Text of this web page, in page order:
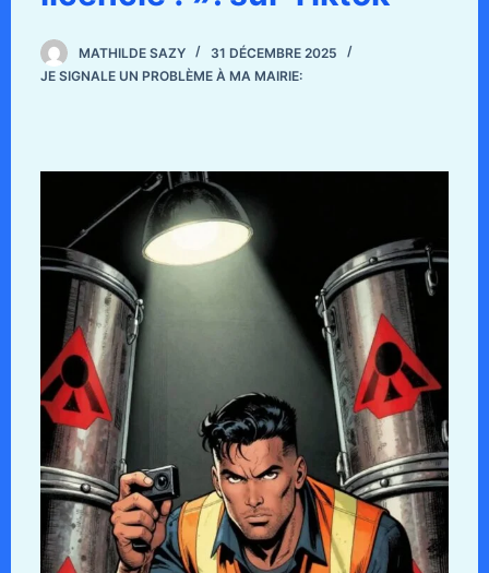
MATHILDE SAZY
31 DÉCEMBRE 2025
JE SIGNALE UN PROBLÈME À MA MAIRIE: